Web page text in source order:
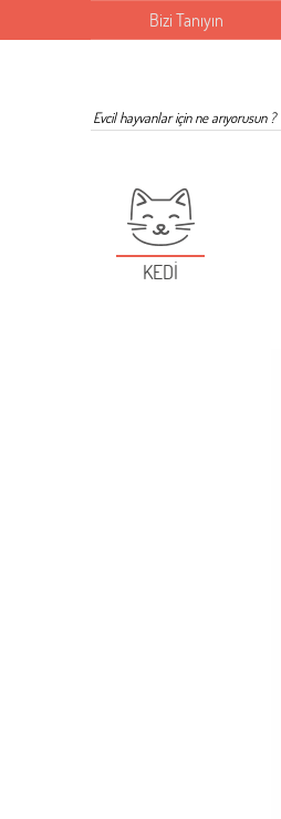
Bizi Tanıyın
KEDİ